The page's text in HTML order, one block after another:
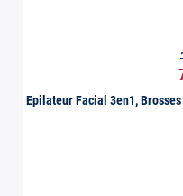
Epilateur Facial 3en1,